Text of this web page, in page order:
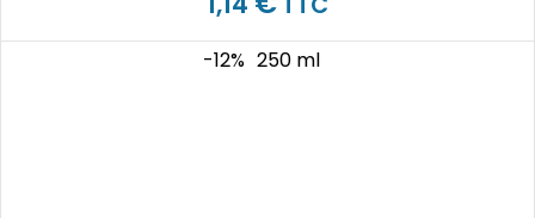
-12% 250 ml